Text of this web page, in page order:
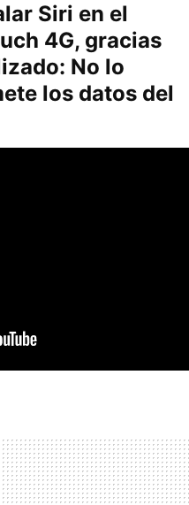
Siri en el
4G, gracias
No lo
los datos del